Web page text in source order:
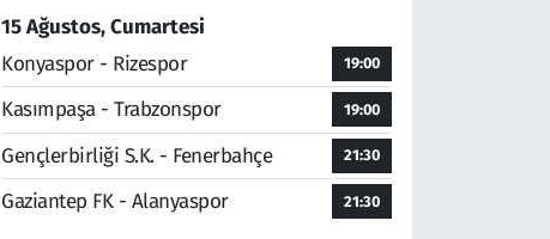
15 Ağustos, Cumartesi
Konyaspor - Rizespor
19:00
Kasımpaşa - Trabzonspor 19:00
Gençlerbirliği S.K. - Fenerbahçe 21:30
Gaziantep FK - Alanyaspor 21:30